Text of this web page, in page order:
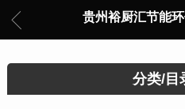
贵州裕厨汇节能
分类/目